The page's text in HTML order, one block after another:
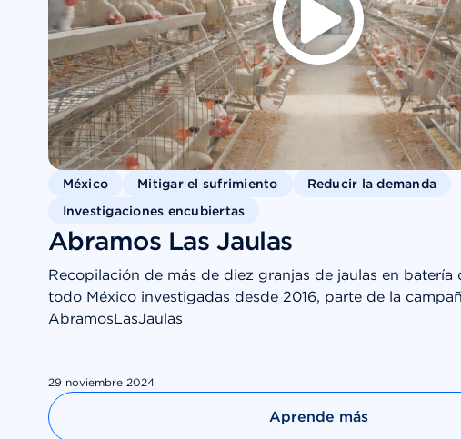
México Mitigar el sufrimiento
Reducir la demanda
Investigaciones encubiertas
Abramos Las Jaulas
Recopilación de más de diez granjas de jaulas en batería
todo México investigadas desde 2016, parte de la
AbramosLasJaulas
29 noviembre 2024
Aprende más